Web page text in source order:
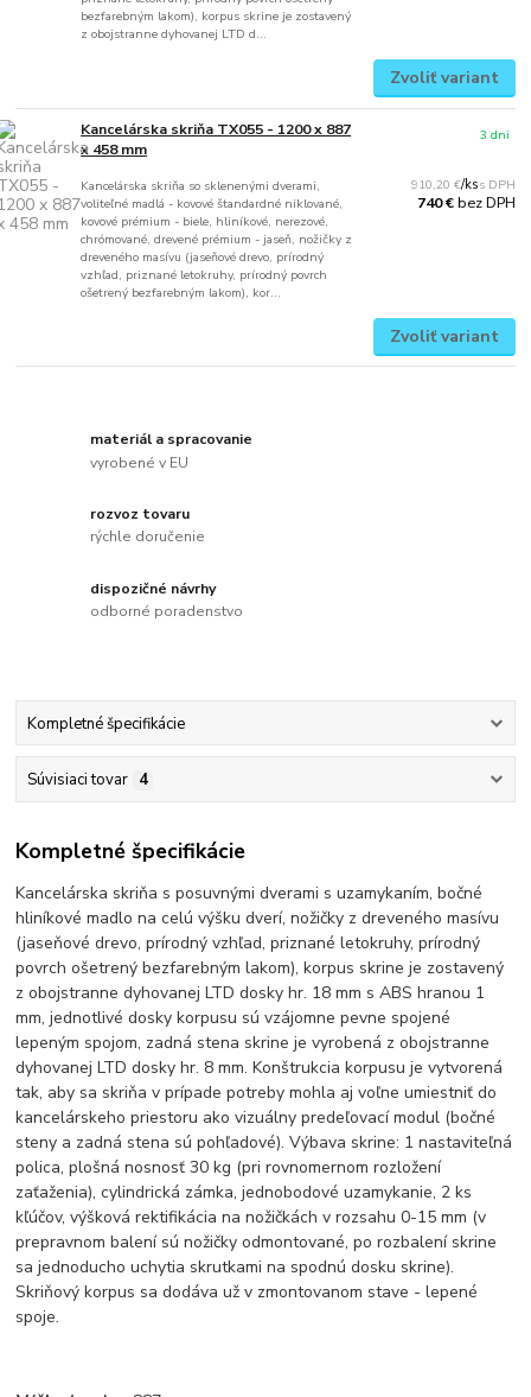
bezfarebným lakom), korpus skrine je zostavený
z obojstranne dyhovanej LTD d...
Zvoliť variant
Kancelárska skriňa TX055 - 1200 x 887
x 458 mm
Kancelárska skriňa so sklenenými dverami,
voliteľné madlá - kovové štandardné niklované,
kovové prémium - biele, hliníkové, nerezové,
chrómované, drevené prémium - jaseň, nožičky z
dreveného masívu (jaseňové drevo, prírodný
vzhľad, priznané letokruhy, prírodný povrch
ošetrený bezfarebným lakom), kor...
910,20 €/ks
740 €bez DPH
3 dni
Zvoliť variant
materiál a spracovanie
vyrobené v EU
rozvoz tovaru
rýchle doručenie
dispozičné návrhy
odborné poradenstvo
Kompletné špecifikácie
Súvisiaci tovar 4
Kompletné špecifikácie
Kancelárska skriňa s posuvnými dverami s uzamykaním, bočné
hliníkové madlo na celú výšku dverí, nožičky z dreveného masívu
(jaseňové drevo, prírodný vzhľad, priznané letokruhy, prírodný
povrch ošetrený bezfarebným lakom), korpus skrine je zostavený
z obojstranne dyhovanej LTD dosky hr. 18 mm s ABS hranou 1
mm, jednotlivé dosky korpusu sú vzájomne pevne spojené
lepeným spojom, zadná stena skrine je vyrobená z obojstranne
dyhovanej LTD dosky hr. 8 mm. Konštrukcia korpusu je vytvorená
tak, aby sa skriňa v prípade potreby mohla aj voľne umiestniť do
kancelárskeho priestoru ako vizuálny predeľovací modul (bočné
steny a zadná stena sú pohľadové). Výbava skrine: 1 nastaviteľná
polica, plošná nosnosť 30 kg (pri rovnomernom rozložení
zaťaženia), cylindrická zámka, jednobodové uzamykanie, 2 ks
kľúčov, výšková rektifikácia na nožičkách v rozsahu 0-15 mm (v
prepravnom balení sú nožičky odmontované, po rozbalení skrine
sa jednoducho uchytia skrutkami na spodnú dosku skrine).
Skriňový korpus sa dodáva už v zmontovanom stave - lepené
spoje.